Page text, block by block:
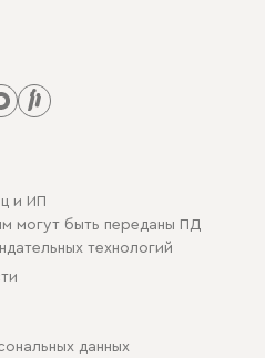
и ИП
могут быть переданы ПД
технологий
данных